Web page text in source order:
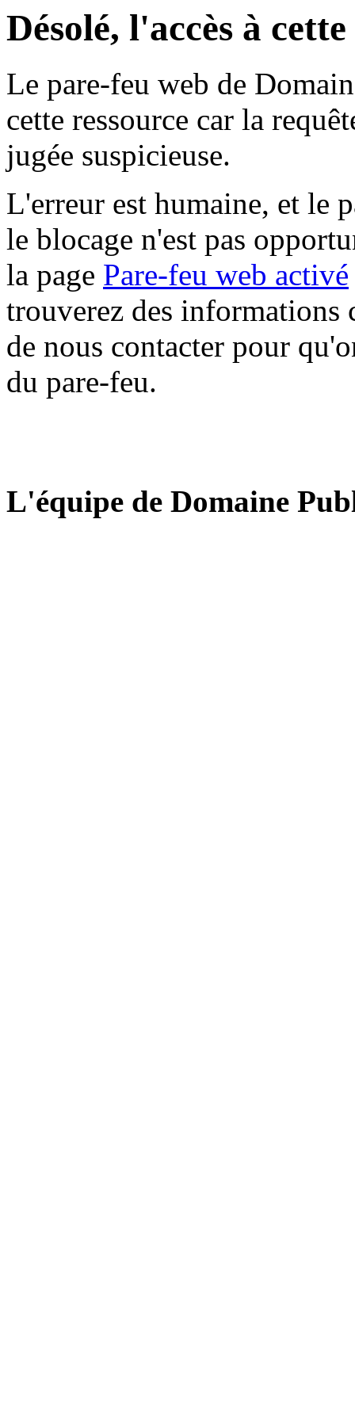
Désolé, l'accès à
Le pare-feu web de
cette ressource car la
jugée suspicieuse.
L'erreur est humaine, et le
le blocage n'est pas
la page Pare-feu web activé
trouverez des informations
de nous contacter pour
du pare-feu.
L'équipe de Domaine